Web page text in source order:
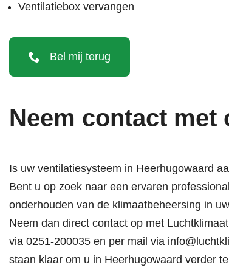
Ventilatiebox vervangen
Bel mij terug
Neem contact met
Is uw ventilatiesysteem in Heerhugowaard
Bent u op zoek naar een ervaren
onderhouden van de klimaatbeheersing in
Neem dan direct contact op met
via 0251-200035 en per mail via
staan klaar om u in Heerhugowaard verder